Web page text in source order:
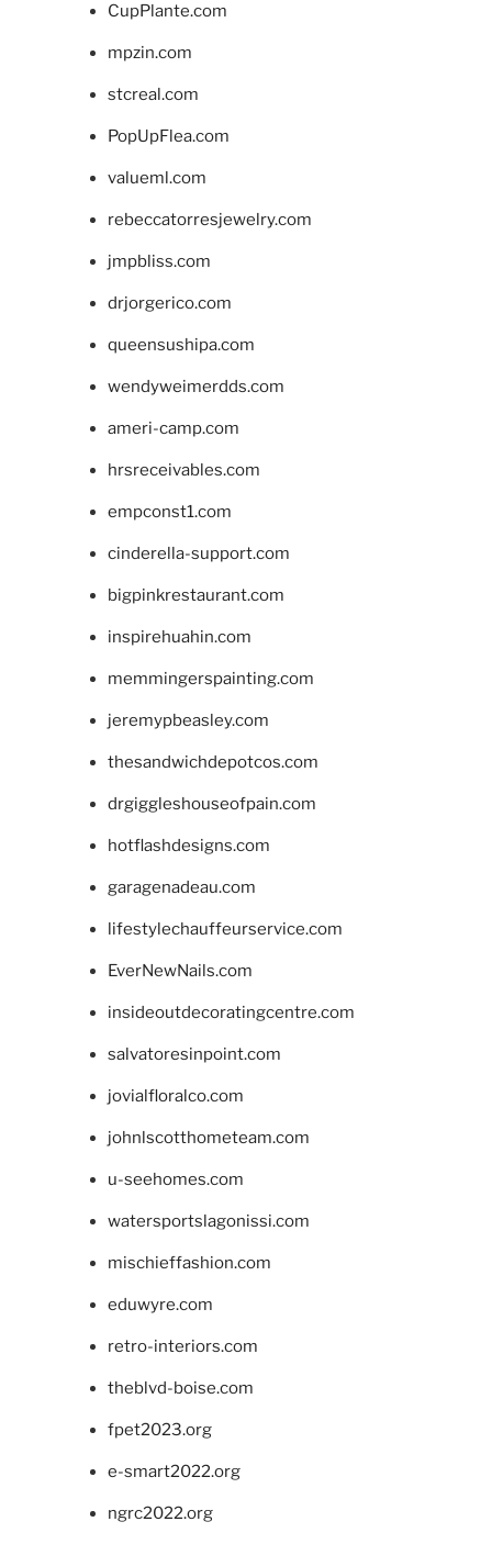
CupPlante.com
mpzin.com
stcreal.com
PopUpFlea.com
valueml.com
rebeccatorresjewelry.com
jmpbliss.com
drjorgerico.com
queensushipa.com
wendyweimerdds.com
ameri-camp.com
hrsreceivables.com
empconst1.com
cinderella-support.com
bigpinkrestaurant.com
inspirehuahin.com
memmingerspainting.com
jeremypbeasley.com
thesandwichdepotcos.com
drgiggleshouseofpain.com
hotflashdesigns.com
garagenadeau.com
lifestylechauffeurservice.com
EverNewNails.com
insideoutdecoratingcentre.com
salvatoresinpoint.com
jovialfloralco.com
johnlscotthometeam.com
u-seehomes.com
watersportslagonissi.com
mischieffashion.com
eduwyre.com
retro-interiors.com
theblvd-boise.com
fpet2023.org
e-smart2022.org
ngrc2022.org